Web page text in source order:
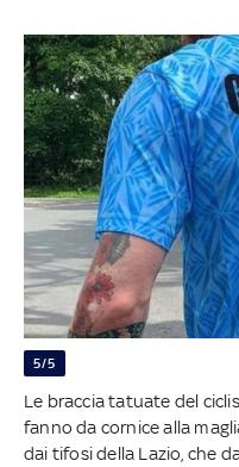
5/5
Le braccia tatuate del
fanno da cornice alla
dai tifosi della Lazio, che